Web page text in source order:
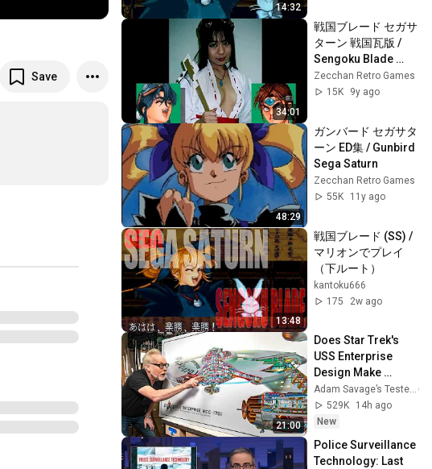
Save
14:32
34:01
戦国ブレード セガサ
ターン 戦国瓦版 /
Sengoku Blade
Sega Saturn
Zecchan Retro Games
15K
9y ago
48:29
ガンバード セガサタ
ーン ED集 / Gunbird
Sega Saturn
Zecchan Retro Games
55K
11y ago
13:48
戦国ブレード (SS) /
マリオンでプレイ
（下ルート）
kantoku666
175
2w ago
21:00
Does Star Trek's
USS Enterprise
Design Make
Sense?
Adam Savage’s Tested
529K
14h ago
New
Police Surveillance
Technology: Last